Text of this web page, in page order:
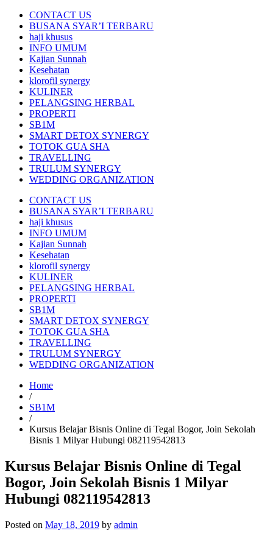
CONTACT US
BUSANA SYAR’I TERBARU
haji khusus
INFO UMUM
Kajian Sunnah
Kesehatan
klorofil synergy
KULINER
PELANGSING HERBAL
PROPERTI
SB1M
SMART DETOX SYNERGY
TOTOK GUA SHA
TRAVELLING
TRULUM SYNERGY
WEDDING ORGANIZATION
CONTACT US
BUSANA SYAR’I TERBARU
haji khusus
INFO UMUM
Kajian Sunnah
Kesehatan
klorofil synergy
KULINER
PELANGSING HERBAL
PROPERTI
SB1M
SMART DETOX SYNERGY
TOTOK GUA SHA
TRAVELLING
TRULUM SYNERGY
WEDDING ORGANIZATION
Home
/
SB1M
/
Kursus Belajar Bisnis Online di Tegal Bogor, Join Sekolah
Bisnis 1 Milyar Hubungi 082119542813
Kursus Belajar Bisnis Online di Tegal
Bogor, Join Sekolah Bisnis 1 Milyar
Hubungi 082119542813
Posted on May 18, 2019 by admin